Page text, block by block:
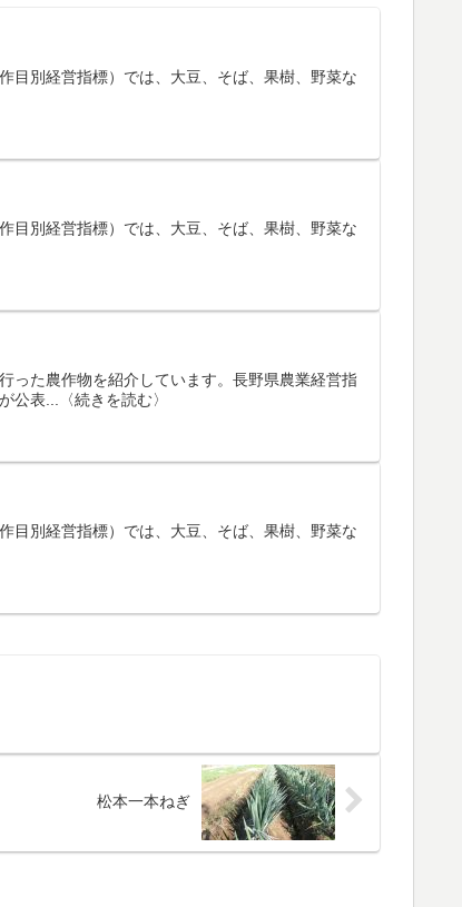
目別経営指標）では、大豆、そば、果樹、野菜な
目別経営指標）では、大豆、そば、果樹、野菜な
った農作物を紹介しています。長野県農業経営指
公表...〈続きを読む〉
目別経営指標）では、大豆、そば、果樹、野菜な
松本一本ねぎ